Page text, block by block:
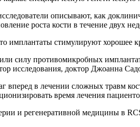
описывают, как
роста кости в течение двух
имплантаты стимулируют хорошее
силу противомикробных
исследования, доктор Джоанна
вперед в лечении сложных травм
время лечения
и регенеративной медицины в